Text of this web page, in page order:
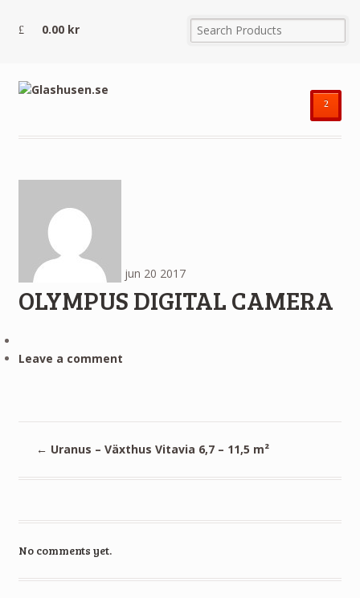
0.00 kr
²
jun 20 2017
OLYMPUS DIGITAL CAMERA
Leave a comment
← Uranus – Växthus Vitavia 6,7 – 11,5 m²
No comments yet.